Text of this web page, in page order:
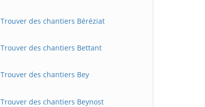
Trouver des chantiers Béréziat
Trouver des chantiers Bettant
Trouver des chantiers Bey
Trouver des chantiers Beynost